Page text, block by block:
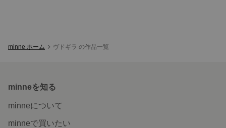
minne ホーム ヴドギラ の作品一覧
minneを知る
minneについて
minneで買いたい